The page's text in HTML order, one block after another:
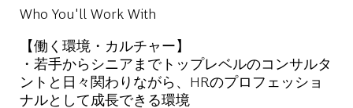
Who You'll Work With
【働く環境・カルチャー】
・若手からシニアまでトップレベルのコンサルタ
ントと日々関わりながら、HRのプロフェッショ
ナルとして成長できる環境